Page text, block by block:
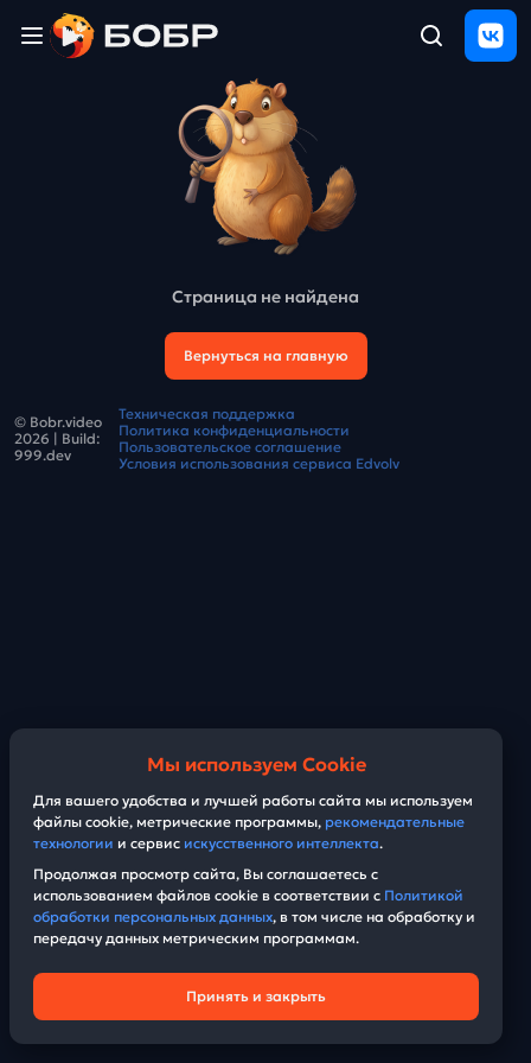
и
отзыв
Страница не найдена
Вернуться на главную
© Bobr.video
2026 | Build:
999.dev
Техническая поддержка
Политика конфиденциальности
Пользовательское соглашение
Условия использования сервиса Edvolv
Мы используем Cookie
Для вашего удобства и лучшей работы сайта мы используем
файлы cookie, метрические программы, рекомендательные
технологии и сервис искусственного интеллекта.
Продолжая просмотр сайта, Вы соглашаетесь с
использованием файлов cookie в соответствии с Политикой
обработки персональных данных, в том числе на обработку и
передачу данных метрическим программам.
Принять и закрыть